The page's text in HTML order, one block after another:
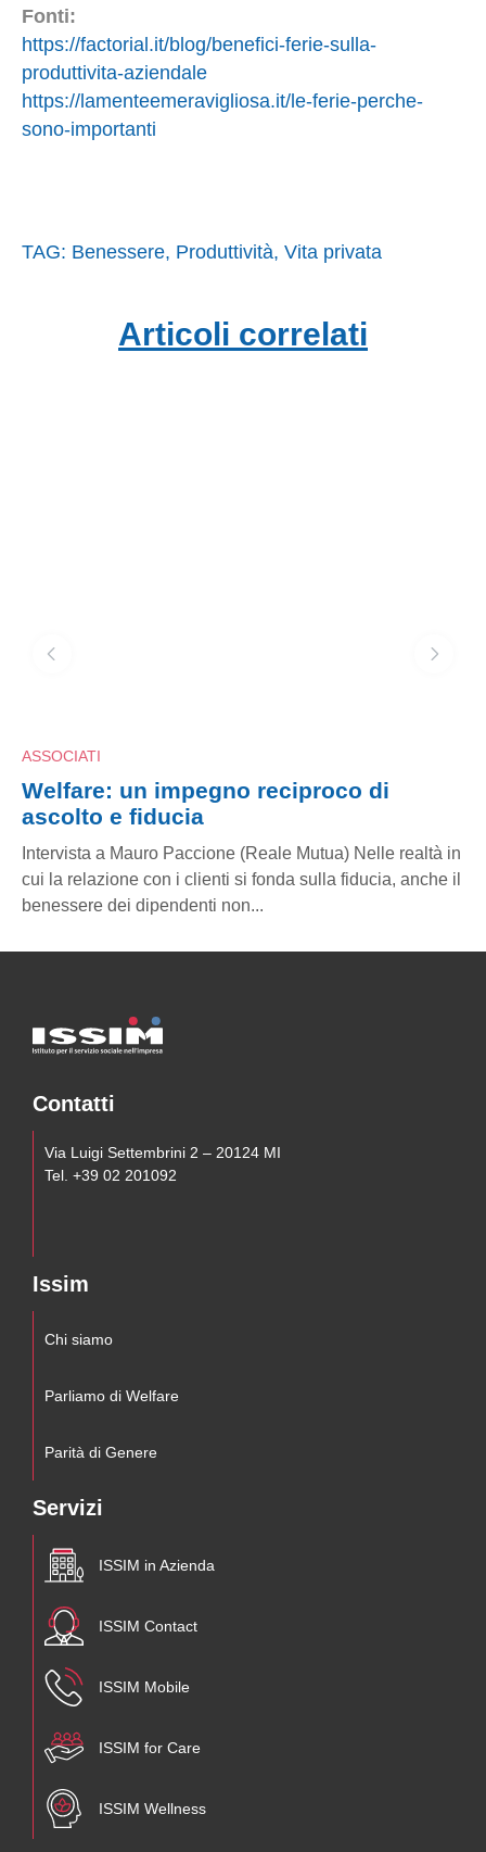
Fonti:
https://factorial.it/blog/benefici-ferie-sulla-
produttivita-aziendale
https://lamenteemeravigliosa.it/le-ferie-perche-
sono-importanti
TAG: Benessere, Produttività, Vita privata
Articoli correlati
ASSOCIATI
Welfare: un impegno reciproco di
ascolto e fiducia
Intervista a Mauro Paccione (Reale Mutua) Nelle realtà in
cui la relazione con i clienti si fonda sulla fiducia, anche il
benessere dei dipendenti non...
Contatti
Via Luigi Settembrini 2 – 20124 MI
Tel. +39 02 201092
Issim
Chi siamo
Parliamo di Welfare
Parità di Genere
Servizi
ISSIM in Azienda
ISSIM Contact
ISSIM Mobile
ISSIM for Care
ISSIM Wellness